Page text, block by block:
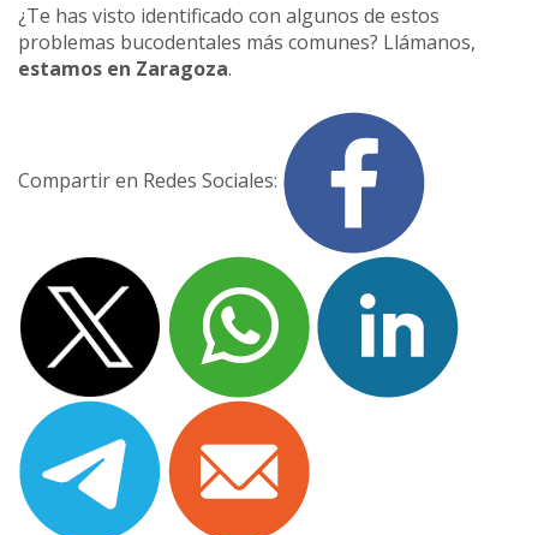
¿Te has visto identificado con algunos de estos
problemas bucodentales más comunes? Llámanos,
estamos en Zaragoza.
Compartir en Redes Sociales: